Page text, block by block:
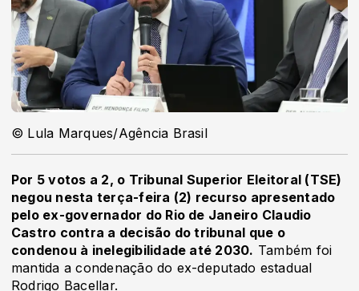
© Lula Marques/Agência Brasil
Por 5 votos a 2, o Tribunal Superior Eleitoral (TSE)
negou nesta terça-feira (2) recurso apresentado
pelo ex-governador do Rio de Janeiro Claudio
Castro contra a decisão do tribunal que o
condenou à inelegibilidade até 2030. Também foi
mantida a condenação do ex-deputado estadual
Rodrigo Bacellar.